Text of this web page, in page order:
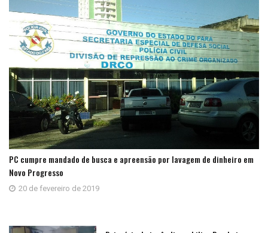
PC cumpre mandado de busca e apreensão por lavagem de dinheiro em
Novo Progresso
20 de fevereiro de 2019